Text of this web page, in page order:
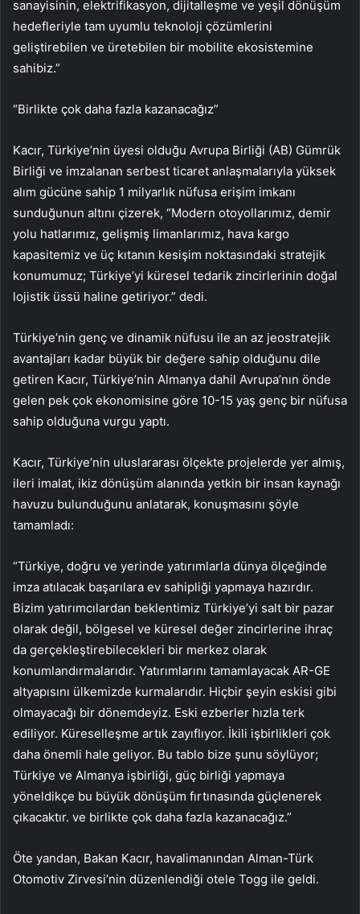
sanayisinin, elektrifikasyon, dijitalleşme ve yeşil dönüşüm
hedefleriyle tam uyumlu teknoloji çözümlerini
geliştirebilen ve üretebilen bir mobilite ekosistemine
sahibiz.”
“Birlikte çok daha fazla kazanacağız”
Kacır, Türkiye’nin üyesi olduğu Avrupa Birliği (AB) Gümrük
Birliği ve imzalanan serbest ticaret anlaşmalarıyla yüksek
alım gücüne sahip 1 milyarlık nüfusa erişim imkanı
sunduğunun altını çizerek, “Modern otoyollarımız, demir
yolu hatlarımız, gelişmiş limanlarımız, hava kargo
kapasitemiz ve üç kıtanın kesişim noktasındaki stratejik
konumumuz; Türkiye’yi küresel tedarik zincirlerinin doğal
lojistik üssü haline getiriyor.” dedi.
Türkiye’nin genç ve dinamik nüfusu ile an az jeostratejik
avantajları kadar büyük bir değere sahip olduğunu dile
getiren Kacır, Türkiye’nin Almanya dahil Avrupa’nın önde
gelen pek çok ekonomisine göre 10-15 yaş genç bir nüfusa
sahip olduğuna vurgu yaptı.
Kacır, Türkiye’nin uluslararası ölçekte projelerde yer almış,
ileri imalat, ikiz dönüşüm alanında yetkin bir insan kaynağı
havuzu bulunduğunu anlatarak, konuşmasını şöyle
tamamladı:
“Türkiye, doğru ve yerinde yatırımlarla dünya ölçeğinde
imza atılacak başarılara ev sahipliği yapmaya hazırdır.
Bizim yatırımcılardan beklentimiz Türkiye’yi salt bir pazar
olarak değil, bölgesel ve küresel değer zincirlerine ihraç
da gerçekleştirebilecekleri bir merkez olarak
konumlandırmalarıdır. Yatırımlarını tamamlayacak AR-GE
altyapısını ülkemizde kurmalarıdır. Hiçbir şeyin eskisi gibi
olmayacağı bir dönemdeyiz. Eski ezberler hızla terk
ediliyor. Küreselleşme artık zayıflıyor. İkili işbirlikleri çok
daha önemli hale geliyor. Bu tablo bize şunu söylüyor;
Türkiye ve Almanya işbirliği, güç birliği yapmaya
yöneldikçe bu büyük dönüşüm fırtınasında güçlenerek
çıkacaktır. ve birlikte çok daha fazla kazanacağız.”
Öte yandan, Bakan Kacır, havalimanından Alman-Türk
Otomotiv Zirvesi’nin düzenlendiği otele Togg ile geldi.